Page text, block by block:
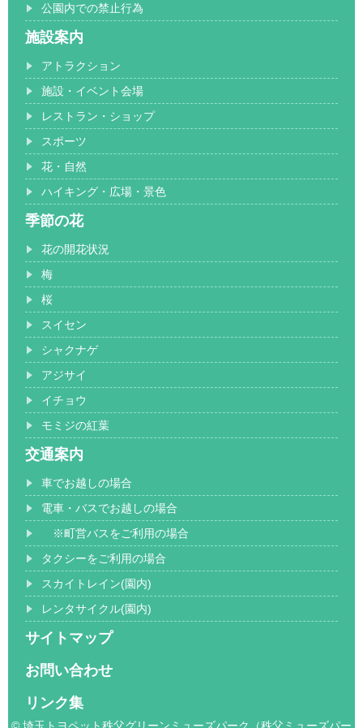
公園内での禁止行為
施設案内
アトラクション
施設・イベント会場
レストラン・ショップ
スポーツ
花・自然
ハイキング・広場・景色
季節の花
花の開花状況
梅
桜
スイセン
シャクナゲ
アジサイ
イチョウ
モミジの紅葉
交通案内
車でお越しの場合
電車・バスでお越しの場合
※町営バスをご利用の場合
タクシーをご利用の場合
スカイトレイン(園内)
レンタサイクル(園内)
サイトマップ
お問い合わせ
リンク集
© 埼玉トヨペット秩父グリーンミューズパーク（秩父ミューズパー